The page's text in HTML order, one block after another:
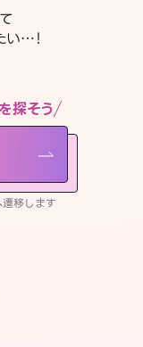
い…！
探そう
移します